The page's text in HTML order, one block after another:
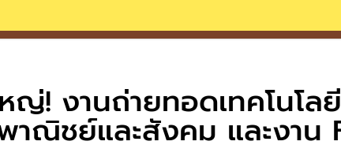
! งานถ่ายทอดเทคโนโล
พาณิชย์และสังคม และงา